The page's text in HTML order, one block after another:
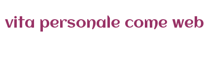
personale come web